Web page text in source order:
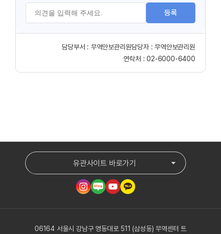
등록
담당부서 : 무역안보관리원담당자 : 무역안보관리원
연락처 :02-6000-6400
유관사이트 바로가기
06164 서울시 강남구 영동대로 511 (삼성동) 무역센터 트